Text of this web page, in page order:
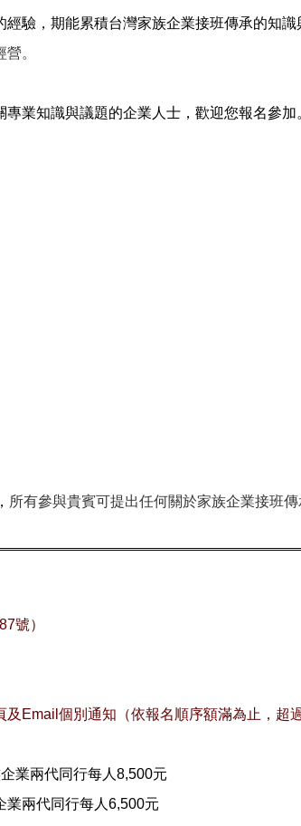
驗，期能累積台灣家族企業接班傳承的知識
。
業知識與議題的企業人士，歡迎您報名參加
所有參與貴賓可提出任何關於家族企業接班
號）
Email個別通知（依報名順序額滿為止，超
業兩代同行每人8,500元
業兩代同行每人6,500元